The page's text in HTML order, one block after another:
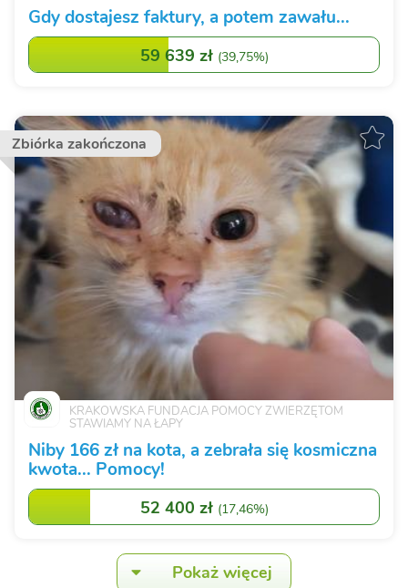
Gdy dostajesz faktury, a potem zawału...
59 639 zł (39,75%)
Zbiórka zakończona
KRAKOWSKA FUNDACJA POMOCY ZWIERZĘTOM
STAWIAMY NA ŁAPY
Niby 166 zł na kota, a zebrała się kosmiczna
kwota... Pomocy!
52 400 zł (17,46%)
Pokaż więcej